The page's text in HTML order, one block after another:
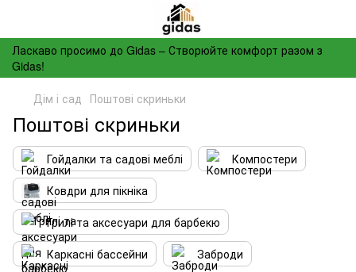
Ласкаво просимо до Gidas – Створюйте комфорт разом з
Gidas!
Дім і сад Поштові скриньки
Поштові скриньки
Гойдалки та садові меблі
Компостери
Ковдри для пікніка
Грилі та аксесуари для барбекю
Каркасні бассейни
Заброди